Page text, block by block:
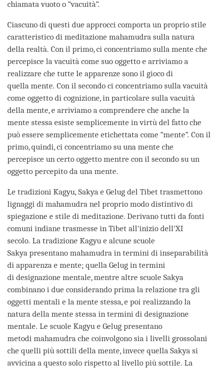
chiamata vuoto o “vacuità”.
Ciascuno di questi due approcci comporta un proprio stile
caratteristico di meditazione mahamudra sulla natura
della realtà. Con il primo, ci concentriamo sulla mente che
percepisce la vacuità come suo oggetto e arriviamo a
realizzare che tutte le apparenze sono il gioco di
quella mente. Con il secondo ci concentriamo sulla vacuità
come oggetto di cognizione, in particolare sulla vacuità
della mente, e arriviamo a comprendere che anche la
mente stessa esiste semplicemente in virtù del fatto che
può essere semplicemente etichettata come “mente”. Con il
primo, quindi, ci concentriamo su una mente che
percepisce un certo oggetto mentre con il secondo su un
oggetto percepito da una mente.
Le tradizioni Kagyu, Sakya e Gelug del Tibet trasmettono
lignaggi di mahamudra nel proprio modo distintivo di
spiegazione e stile di meditazione. Derivano tutti da fonti
comuni indiane trasmesse in Tibet all'inizio dell'XI
secolo. La tradizione Kagyu e alcune scuole
Sakya presentano mahamudra in termini di inseparabilità
di apparenza e mente; quella Gelug in termini
di designazione mentale, mentre altre scuole Sakya
combinano i due considerando prima la relazione tra gli
oggetti mentali e la mente stessa, e poi realizzando la
natura della mente stessa in termini di designazione
mentale. Le scuole Kagyu e Gelug presentano
metodi mahamudra che coinvolgono sia i livelli grossolani
che quelli più sottili della mente, invece quella Sakya si
avvicina a questo solo rispetto al livello più sottile. La